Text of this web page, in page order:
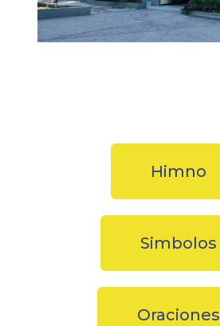
Himno
Simbolos
Oraciones